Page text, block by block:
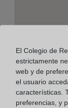
Dirección:
El Colegio de
estrictamente
web y de
el usuario
características.
preferencias, y